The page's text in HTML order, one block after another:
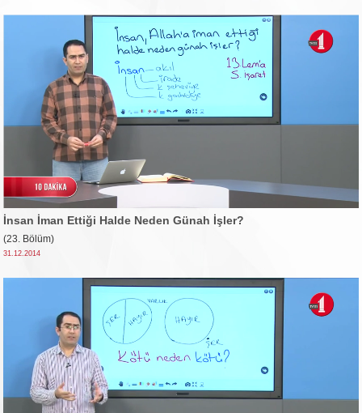
İnsan İman Ettiği Halde Neden Günah İşler?
(23. Bölüm)
31.12.2014